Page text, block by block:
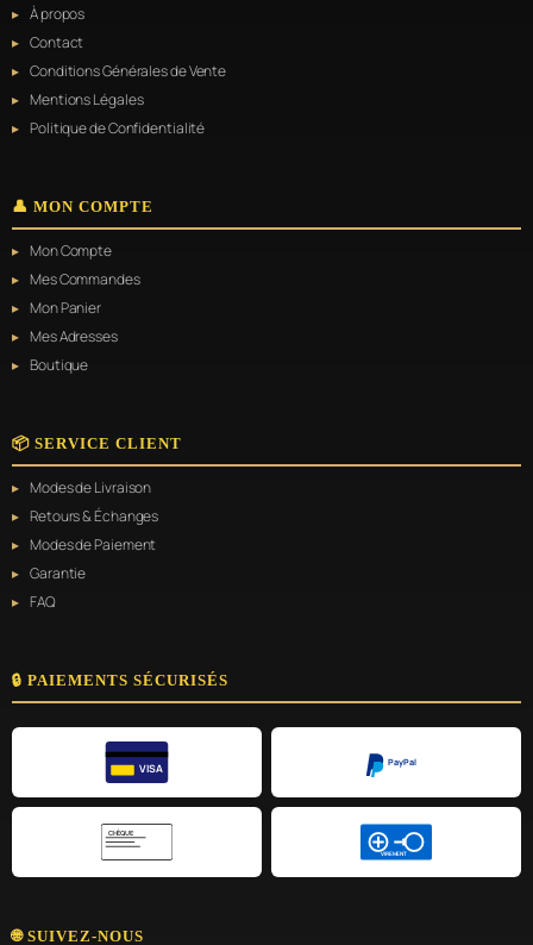
sur
la
du
produit
À propos
Contact
Conditions Générales de Vente
Mentions Légales
Politique de Confidentialité
👤 MON COMPTE
Mon Compte
Mes Commandes
Mon Panier
Mes Adresses
Boutique
📦 SERVICE CLIENT
Modes de Livraison
Retours & Échanges
Modes de Paiement
Garantie
FAQ
🔒 PAIEMENTS SÉCURISÉS
VISA
PayPal
CHÈQUE
VIREMENT
🌐 SUIVEZ-NOUS